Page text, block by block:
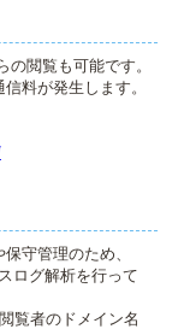
閲覧も可能です。
料が発生します。
守管理のため、
ログ解析を行って
覧者のドメイン名